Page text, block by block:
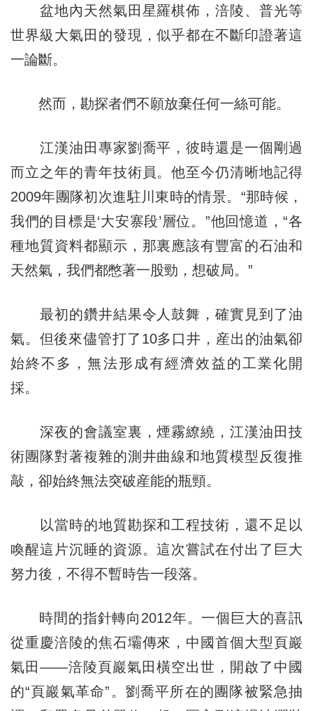
盆地內天然氣田星羅棋佈，涪陵、普光等
世界級大氣田的發現，似乎都在不斷印證著這
一論斷。
然而，勘探者們不願放棄任何一絲可能。
江漢油田專家劉喬平，彼時還是一個剛過
而立之年的青年技術員。他至今仍清晰地記得
2009年團隊初次進駐川東時的情景。“那時候，
我們的目標是‘大安寨段’層位。”他回憶道，“各
種地質資料都顯示，那裏應該有豐富的石油和
天然氣，我們都憋著一股勁，想破局。”
最初的鑽井結果令人鼓舞，確實見到了油
氣。但後來儘管打了10多口井，産出的油氣卻
始終不多，無法形成有經濟效益的工業化開
採。
深夜的會議室裏，煙霧繚繞，江漢油田技
術團隊對著複雜的測井曲線和地質模型反復推
敲，卻始終無法突破産能的瓶頸。
以當時的地質勘探和工程技術，還不足以
喚醒這片沉睡的資源。這次嘗試在付出了巨大
努力後，不得不暫時告一段落。
時間的指針轉向2012年。一個巨大的喜訊
從重慶涪陵的焦石壩傳來，中國首個大型頁巖
氣田——涪陵頁巖氣田橫空出世，開啟了中國
的“頁巖氣革命”。劉喬平所在的團隊被緊急抽